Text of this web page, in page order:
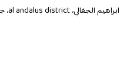
ابراهيم الجفالي، al andalus district، جدة